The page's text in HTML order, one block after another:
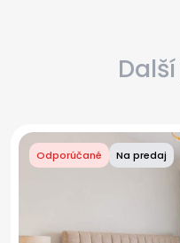
Další
Odporúčané Na predaj